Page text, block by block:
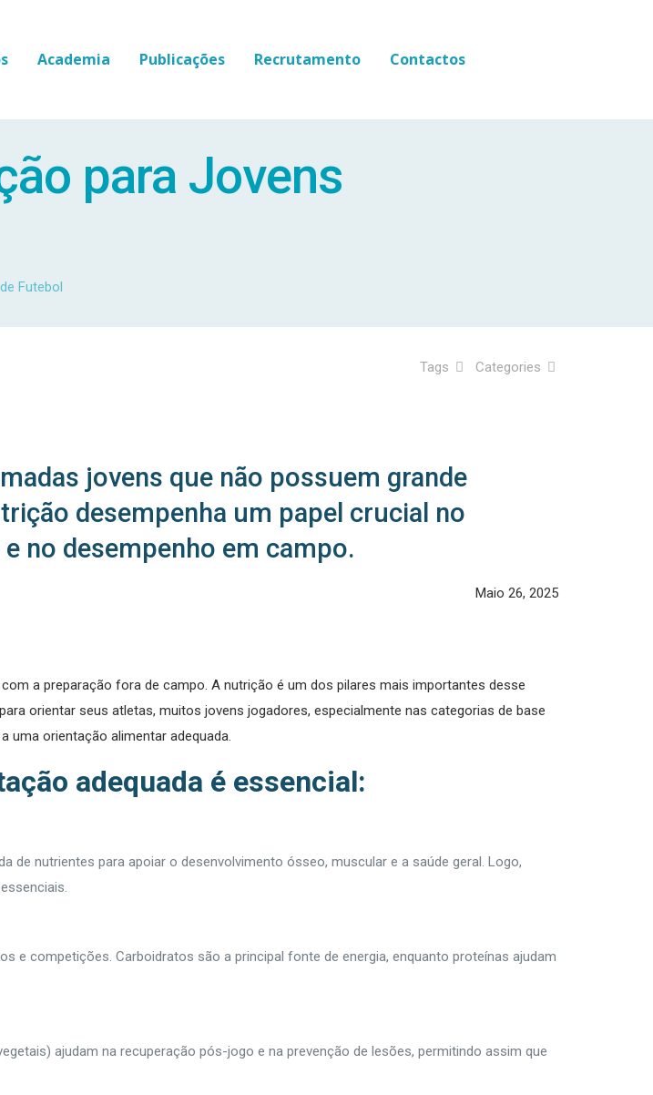
Academia Publicações Recrutamento Contactos
para Jovens
Futebol
Categories
Tags
jovens que não possuem grande
desempenha um papel crucial no
no desempenho em campo.
Maio 26, 2025
a preparação fora de campo. A nutrição é um dos pilares mais importantes desse
orientar seus atletas, muitos jovens jogadores, especialmente nas categorias de base
orientação alimentar adequada.
adequada é essencial:
de nutrientes para apoiar o desenvolvimento ósseo, muscular e a saúde geral. Logo,
e competições. Carboidratos são a principal fonte de energia, enquanto proteínas ajudam
ajudam na recuperação pós-jogo e na prevenção de lesões, permitindo assim que